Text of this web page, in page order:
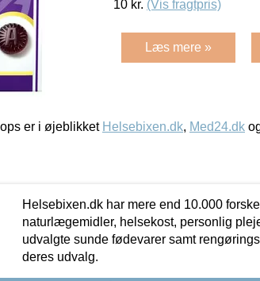
10 kr. (Vis fragtpris)
Læs mere »
er i øjeblikket Helsebixen.dk, Med24.dk
Helsebixen.dk har mere end 10.000
naturlægemidler, helsekost, personlig
udvalgte sunde fødevarer samt
deres udvalg.